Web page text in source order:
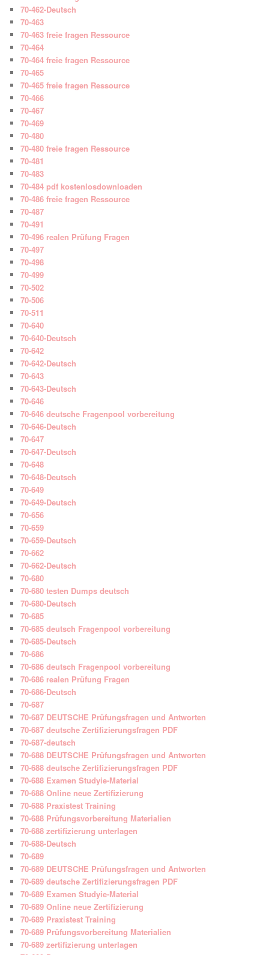
70-462-Deutsch
70-463
70-463 freie fragen Ressource
70-464
70-464 freie fragen Ressource
70-465
70-465 freie fragen Ressource
70-466
70-467
70-469
70-480
70-480 freie fragen Ressource
70-481
70-483
70-484 pdf kostenlosdownloaden
70-486 freie fragen Ressource
70-487
70-491
70-496 realen Prüfung Fragen
70-497
70-498
70-499
70-502
70-506
70-511
70-640
70-640-Deutsch
70-642
70-642-Deutsch
70-643
70-643-Deutsch
70-646
70-646 deutsche Fragenpool vorbereitung
70-646-Deutsch
70-647
70-647-Deutsch
70-648
70-648-Deutsch
70-649
70-649-Deutsch
70-656
70-659
70-659-Deutsch
70-662
70-662-Deutsch
70-680
70-680 testen Dumps deutsch
70-680-Deutsch
70-685
70-685 deutsch Fragenpool vorbereitung
70-685-Deutsch
70-686
70-686 deutsch Fragenpool vorbereitung
70-686 realen Prüfung Fragen
70-686-Deutsch
70-687
70-687 DEUTSCHE Prüfungsfragen und Antworten
70-687 deutsche Zertifizierungsfragen PDF
70-687-deutsch
70-688 DEUTSCHE Prüfungsfragen und Antworten
70-688 deutsche Zertifizierungsfragen PDF
70-688 Examen Studyie-Material
70-688 Online neue Zertifizierung
70-688 Praxistest Training
70-688 Prüfungsvorbereitung Materialien
70-688 zertifizierung unterlagen
70-688-Deutsch
70-689
70-689 DEUTSCHE Prüfungsfragen und Antworten
70-689 deutsche Zertifizierungsfragen PDF
70-689 Examen Studyie-Material
70-689 Online neue Zertifizierung
70-689 Praxistest Training
70-689 Prüfungsvorbereitung Materialien
70-689 zertifizierung unterlagen